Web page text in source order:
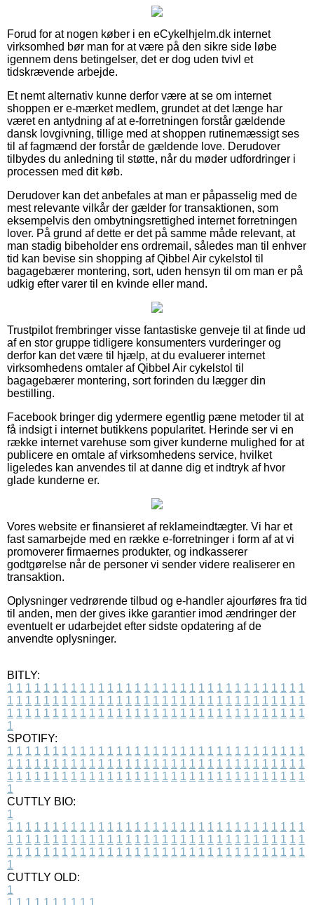
Forud for at nogen køber i en eCykelhjelm.dk internet
virksomhed bør man for at være på den sikre side løbe
igennem dens betingelser, det er dog uden tvivl et
tidskrævende arbejde.
Et nemt alternativ kunne derfor være at se om internet
shoppen er e-mærket medlem, grundet at det længe har
været en antydning af at e-forretningen forstår gældende
dansk lovgivning, tillige med at shoppen rutinemæssigt ses
til af fagmænd der forstår de gældende love. Derudover
tilbydes du anledning til støtte, når du møder udfordringer i
processen med dit køb.
Derudover kan det anbefales at man er påpasselig med de
mest relevante vilkår der gælder for transaktionen, som
eksempelvis den ombytningsrettighed internet forretningen
lover. På grund af dette er det på samme måde relevant, at
man stadig bibeholder ens ordremail, således man til enhver
tid kan bevise sin shopping af Qibbel Air cykelstol til
bagagebærer montering, sort, uden hensyn til om man er på
udkig efter varer til en kvinde eller mand.
Trustpilot frembringer visse fantastiske genveje til at finde ud
af en stor gruppe tidligere konsumenters vurderinger og
derfor kan det være til hjælp, at du evaluerer internet
virksomhedens omtaler af Qibbel Air cykelstol til
bagagebærer montering, sort forinden du lægger din
bestilling.
Facebook bringer dig ydermere egentlig pæne metoder til at
få indsigt i internet butikkens popularitet. Herinde ser vi en
række internet varehuse som giver kunderne mulighed for at
publicere en omtale af virksomhedens service, hvilket
ligeledes kan anvendes til at danne dig et indtryk af hvor
glade kunderne er.
Vores website er finansieret af reklameindtægter. Vi har et
fast samarbejde med en række e-forretninger i form af at vi
promoverer firmaernes produkter, og indkasserer
godtgørelse når de personer vi sender videre realiserer en
transaktion.
Oplysninger vedrørende tilbud og e-handler ajourføres fra tid
til anden, men der gives ikke garantier imod ændringer der
eventuelt er udarbejdet efter sidste opdatering af de
anvendte oplysninger.
BITLY:
1 1 1 1 1 1 1 1 1 1 1 1 1 1 1 1 1 1 1 1 1 1 1 1 1 1 1 1 1 1 1 1 1
1 1 1 1 1 1 1 1 1 1 1 1 1 1 1 1 1 1 1 1 1 1 1 1 1 1 1 1 1 1 1 1 1
1 1 1 1 1 1 1 1 1 1 1 1 1 1 1 1 1 1 1 1 1 1 1 1 1 1 1 1 1 1 1 1 1
1
SPOTIFY:
1 1 1 1 1 1 1 1 1 1 1 1 1 1 1 1 1 1 1 1 1 1 1 1 1 1 1 1 1 1 1 1 1
1 1 1 1 1 1 1 1 1 1 1 1 1 1 1 1 1 1 1 1 1 1 1 1 1 1 1 1 1 1 1 1 1
1 1 1 1 1 1 1 1 1 1 1 1 1 1 1 1 1 1 1 1 1 1 1 1 1 1 1 1 1 1 1 1 1
1
CUTTLY BIO:
1
1 1 1 1 1 1 1 1 1 1 1 1 1 1 1 1 1 1 1 1 1 1 1 1 1 1 1 1 1 1 1 1 1
1 1 1 1 1 1 1 1 1 1 1 1 1 1 1 1 1 1 1 1 1 1 1 1 1 1 1 1 1 1 1 1 1
1 1 1 1 1 1 1 1 1 1 1 1 1 1 1 1 1 1 1 1 1 1 1 1 1 1 1 1 1 1 1 1 1
1
CUTTLY OLD:
1
1 1 1 1 1 1 1 1 1 1